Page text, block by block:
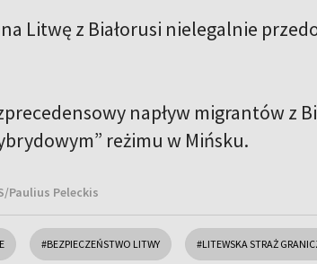
Litwę z Białorusi nielegalnie
napływ migrantów z
reżimu w Mińsku.
Paulius Peleckis
#BEZPIECZEŃSTWO LITWY #LITEWSKA STRAŻ